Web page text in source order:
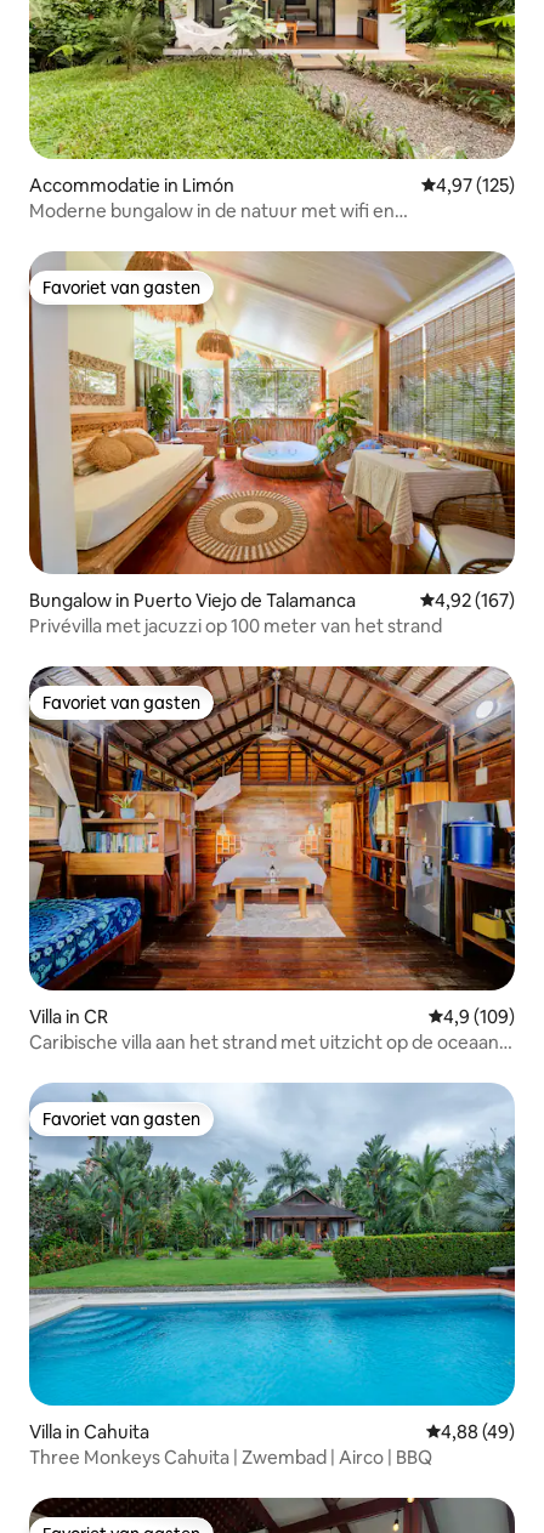
Accommodatie in Limón Gemiddelde
4,97 (125)
Moderne bungalow in de natuur met wifi en
Favoriet van gasten
Favoriet van gasten
Bungalow in Puerto Viejo de Talamanca Gemiddelde
4,92 (167)
Privévilla met jacuzzi op 100 meter van het strand
Favoriet van gasten
Favoriet van gasten
Villa in CR Gemiddelde
4,9 (109)
Caribische villa aan het strand met uitzicht op de oceaan 1
Favoriet van gasten
Favoriet van gasten
Villa in Cahuita Gemiddelde
4,88 (49)
Three Monkeys Cahuita | Zwembad | Airco | BBQ